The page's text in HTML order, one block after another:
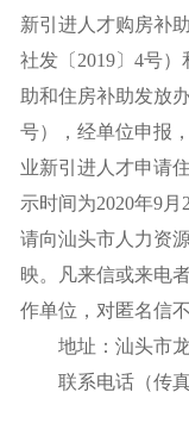
新引进人才购房补
社发〔2019〕4号
助和住房补助发放
号），经单位申报
业新引进人才申请
示时间为2020年9月
请向汕头市人力资
映。凡来信或来电
作单位，对匿名信
地址：汕头市龙
联系电话（传真